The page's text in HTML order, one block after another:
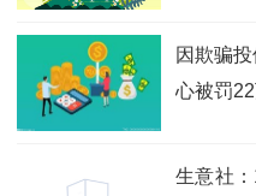
因欺骗
心被罚
生意社